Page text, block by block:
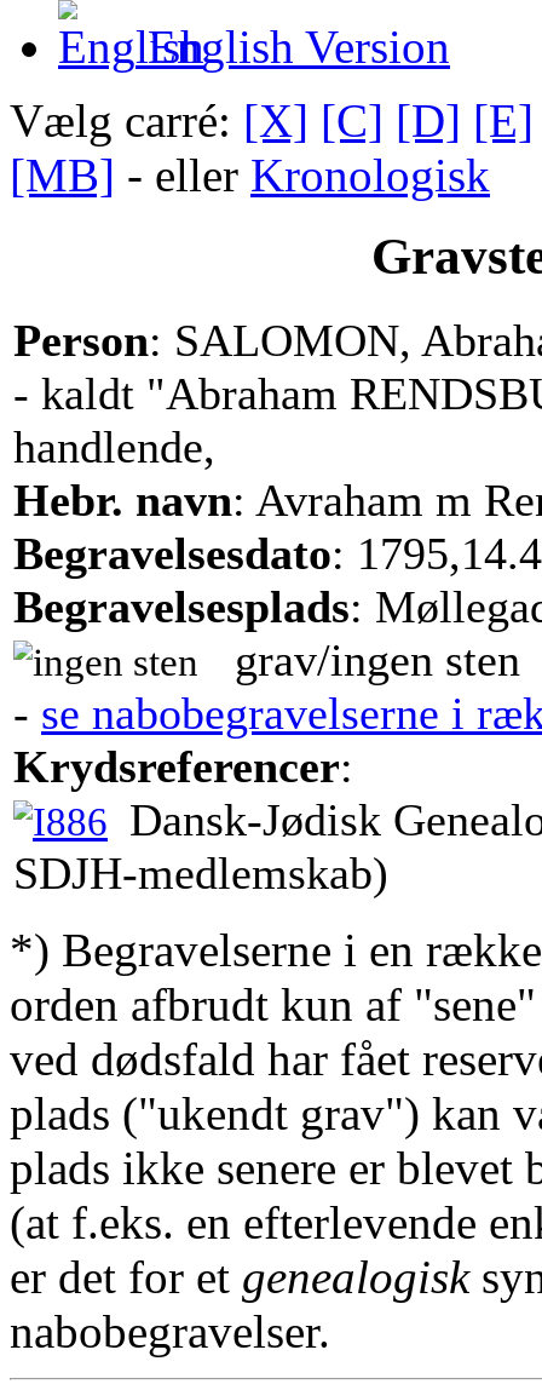
English Version
Vælg carré: [X] [C] [D] [E]
[MB] - eller Kronologisk
Person: SALOMON,
- kaldt "Abraham
handlende,
Hebr. navn: Avraham m
Begravelsesdato: 1795,14.4
Begravelsesplads:
grav/ingen sten
- se nabobegravelserne i
Krydsreferencer:
Dansk-Jødisk
SDJH-medlemskab)
*) Begravelserne i en
orden afbrudt kun af
ved dødsfald har fået
plads ("ukendt grav") kan
plads ikke senere er
(at f.eks. en efterlevende
er det for et genealogisk
nabobegravelser.